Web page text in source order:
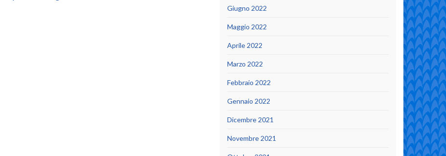
Giugno 2022
Maggio 2022
Aprile 2022
Marzo 2022
Febbraio 2022
Gennaio 2022
Dicembre 2021
Novembre 2021